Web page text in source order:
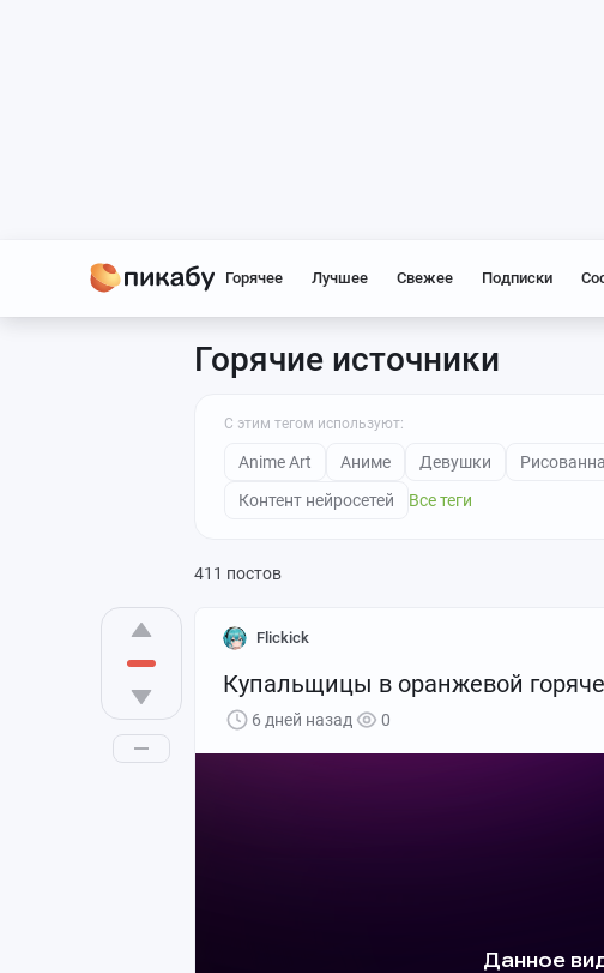
Горячее Лучшее Свежее Подписки
Горячие источники
С этим тегом используют:
Anime Art Аниме Девушки
Контент нейросетей
Все теги
411 постов
Flickick
Купальщицы в оранжевой
6 дней назад 0